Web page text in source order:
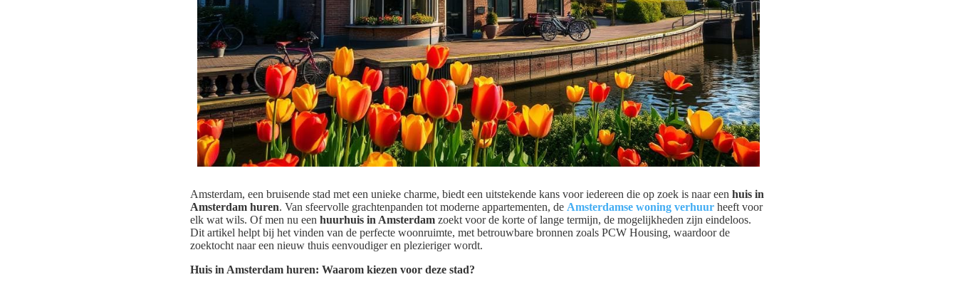
Amsterdam, een bruisende stad met een unieke charme, biedt een uitstekende kans voor iedereen die op zoek is naar een huis in
Amsterdam huren. Van sfeervolle grachtenpanden tot moderne appartementen, de Amsterdamse woning verhuur heeft voor
elk wat wils. Of men nu een huurhuis in Amsterdam zoekt voor de korte of lange termijn, de mogelijkheden zijn eindeloos.
Dit artikel helpt bij het vinden van de perfecte woonruimte, met betrouwbare bronnen zoals PCW Housing, waardoor de
zoektocht naar een nieuw thuis eenvoudiger en plezieriger wordt.
Huis in Amsterdam huren: Waarom kiezen voor deze stad?